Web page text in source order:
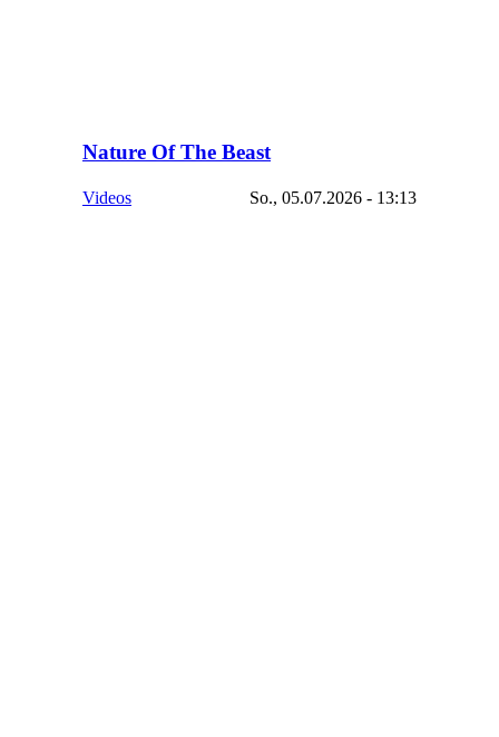
Nature Of The Beast
Videos So., 05.07.2026 - 13:13